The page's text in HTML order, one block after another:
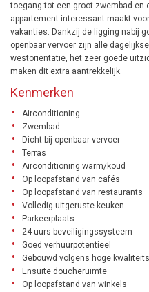
toegang tot een groot zwembad en
appartement interessant maakt
vakanties. Dankzij de ligging nabij
openbaar vervoer zijn alle
westoriëntatie, het zeer goede
maken dit extra aantrekkelijk.
Kenmerken
Airconditioning
Zwembad
Dicht bij openbaar vervoer
Terras
Airconditioning warm/koud
Op loopafstand van cafés
Op loopafstand van restaurants
Volledig uitgeruste keuken
Parkeerplaats
24-uurs beveiligingssysteem
Goed verhuurpotentieel
Gebouwd volgens hoge
Ensuite doucheruimte
Op loopafstand van winkels